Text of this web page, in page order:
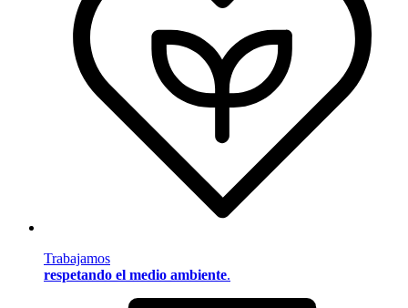
Trabajamos
respetando el medio ambiente.